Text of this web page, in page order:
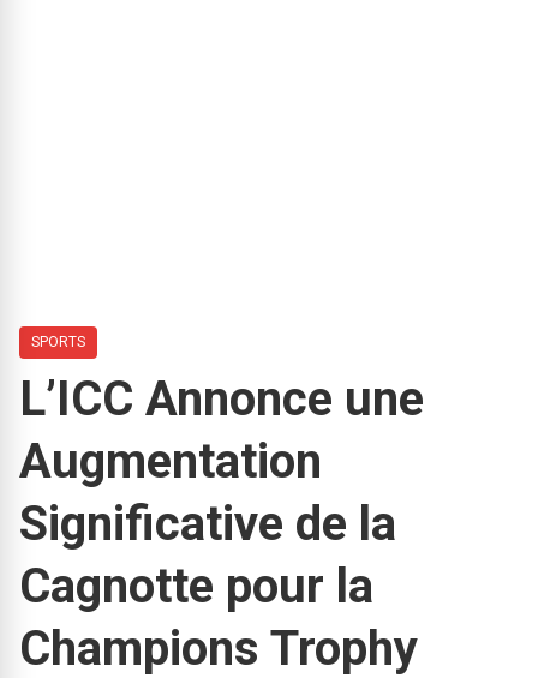
SPORTS
L’ICC Annonce une
Augmentation
Significative de la
Cagnotte pour la
Champions Trophy